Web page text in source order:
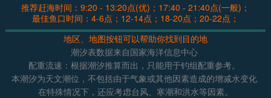
推荐赶海时间：9:20 - 13:20点(优)；17:40 - 21:40点(一般)；
最佳鱼口时间：4-6点；12-14点；18-20点；20-22点；
地区、地图按钮可以帮助你找到目的地
潮汐表数据来自国家海洋信息中心
配重流速：根据潮汐推算而出，只能用于钓组配重参考。
本潮汐为天文潮位，不包括由于气象或其他因素造成的增减水变化
在特殊情况下，还应考虑台风、寒潮和洪水等因素。